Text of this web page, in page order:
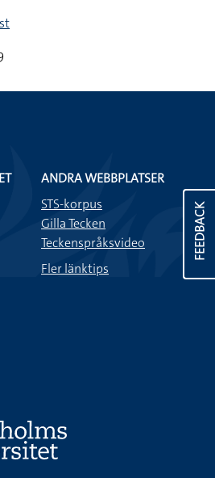
FEEDBACK
ANDRA WEBBPLATSER
STS-korpus
Gilla Tecken
Teckenspråksvideo
Fler länktips